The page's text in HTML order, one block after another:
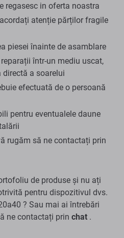
regasesc in oferta noastra
atenție părților fragile
piesei înainte de asamblare
într-un mediu uscat,
a soarelui
efectuată de o persoană
pentru eventualele daune
rugăm să ne contactați prin
de produse și nu ați
pentru dispozitivul dvs.
? Sau mai ai întrebări
ne contactați prin chat .